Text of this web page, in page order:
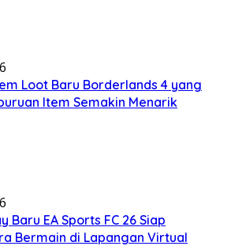
Loot Baru Borderlands 4 yang
Item Semakin Menarik
Baru EA Sports FC 26 Siap
Bermain di Lapangan Virtual